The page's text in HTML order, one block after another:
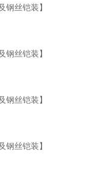
丝铠装】
丝铠装】
丝铠装】
丝铠装】